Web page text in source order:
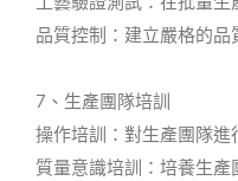
品質控制：建立嚴格的
7、生產團隊培訓
操作培訓：對生產團隊
質量意識培訓：培養生